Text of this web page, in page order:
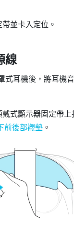
並卡入定位。
線
式耳機後，將耳機
式顯示器固定帶上
前後部襯墊。